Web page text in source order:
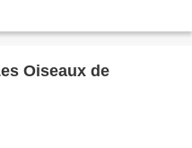
Oiseaux de